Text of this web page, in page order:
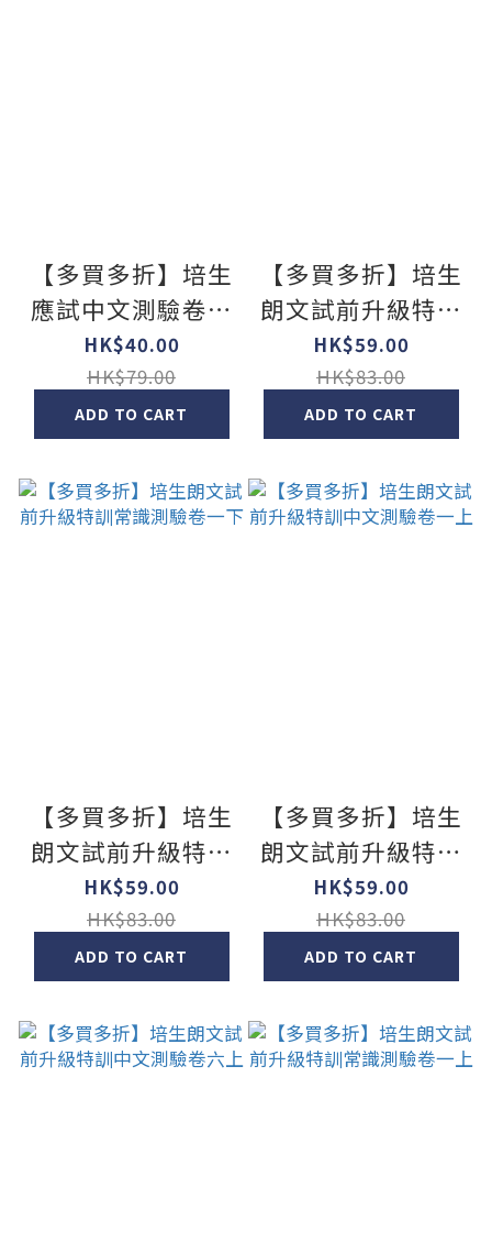
【多買多折】培生
應試中文測驗卷一
上
HK$40.00
HK$79.00
ADD TO CART
【多買多折】培生
朗文試前升級特訓
中文測驗卷一下
HK$59.00
HK$83.00
ADD TO CART
【多買多折】培生
朗文試前升級特訓
常識測驗卷一下
HK$59.00
HK$83.00
ADD TO CART
【多買多折】培生
朗文試前升級特訓
中文測驗卷一上
HK$59.00
HK$83.00
ADD TO CART